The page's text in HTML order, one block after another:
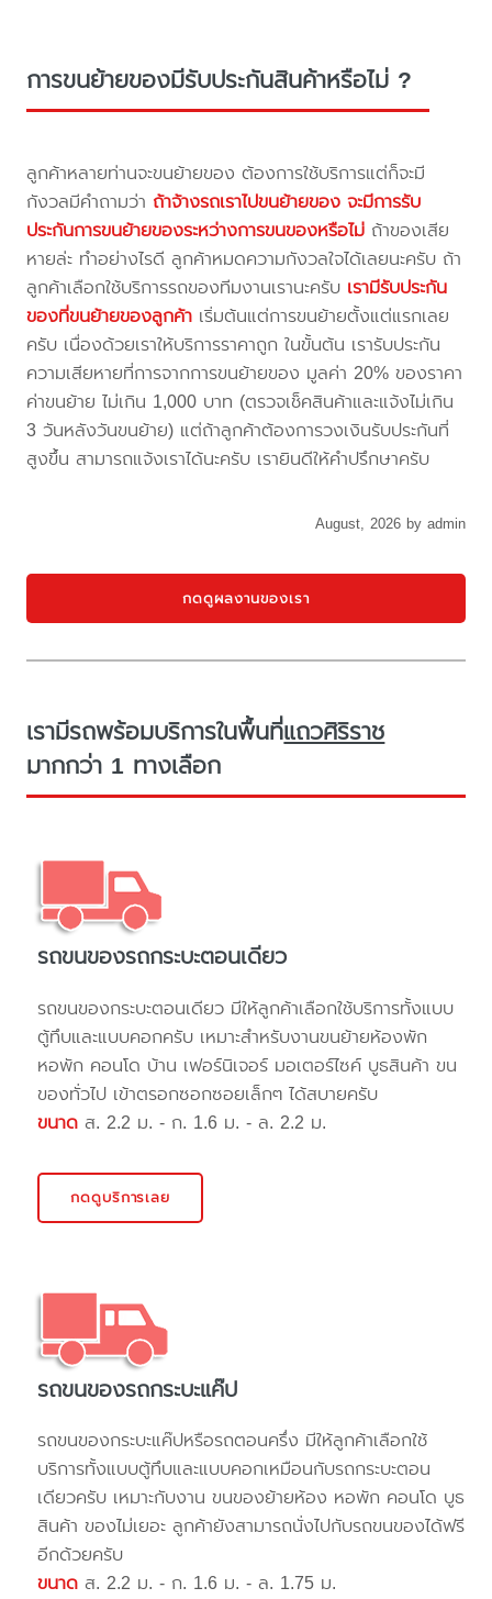
การขนย้ายของมีรับประกันสินค้าหรือไม่ ?
ลูกค้าหลายท่านจะขนย้ายของ ต้องการใช้บริการแต่ก็จะมี
กังวลมีคำถามว่า ถ้าจ้างรถเราไปขนย้ายของ จะมีการรับ
ประกันการขนย้ายของระหว่างการขนของหรือไม่ ถ้าของเสีย
หายล่ะ ทำอย่างไรดี ลูกค้าหมดความกังวลใจได้เลยนะครับ ถ้า
ลูกค้าเลือกใช้บริการรถของทีมงานเรานะครับ เรามีรับประกัน
ของที่ขนย้ายของลูกค้า เริ่มต้นแต่การขนย้ายตั้งแต่แรกเลย
ครับ เนื่องด้วยเราให้บริการราคาถูก ในขั้นต้น เรารับประกัน
ความเสียหายที่การจากการขนย้ายของ มูลค่า 20% ของราคา
ค่าขนย้าย ไม่เกิน 1,000 บาท (ตรวจเช็คสินค้าและแจ้งไม่เกิน
3 วันหลังวันขนย้าย) แต่ถ้าลูกค้าต้องการวงเงินรับประกันที่
สูงขึ้น สามารถแจ้งเราได้นะครับ เรายินดีให้คำปรึกษาครับ
August, 2026 by admin
กดดูผลงานของเรา
เรามีรถพร้อมบริการในพื้นที่แถวศิริราช
มากกว่า 1 ทางเลือก
รถขนของรถกระบะตอนเดียว
รถขนของกระบะตอนเดียว มีให้ลูกค้าเลือกใช้บริการทั้งแบบ
ตู้ทึบและแบบคอกครับ เหมาะสำหรับงานขนย้ายห้องพัก
หอพัก คอนโด บ้าน เฟอร์นิเจอร์ มอเตอร์ไซค์ บูธสินค้า ขน
ของทั่วไป เข้าตรอกซอกซอยเล็กๆ ได้สบายครับ
ขนาด ส. 2.2 ม. - ก. 1.6 ม. - ล. 2.2 ม.
กดดูบริการเลย
รถขนของรถกระบะแค๊ป
รถขนของกระบะแค๊ปหรือรถตอนครึ่ง มีให้ลูกค้าเลือกใช้
บริการทั้งแบบตู้ทึบและแบบคอกเหมือนกับรถกระบะตอน
เดียวครับ เหมาะกับงาน ขนของย้ายห้อง หอพัก คอนโด บูธ
สินค้า ของไม่เยอะ ลูกค้ายังสามารถนั่งไปกับรถขนของได้ฟรี
อีกด้วยครับ
ขนาด ส. 2.2 ม. - ก. 1.6 ม. - ล. 1.75 ม.